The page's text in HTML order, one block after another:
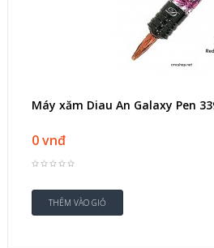
Máy xăm Diau An Galaxy Pen
0 vnđ